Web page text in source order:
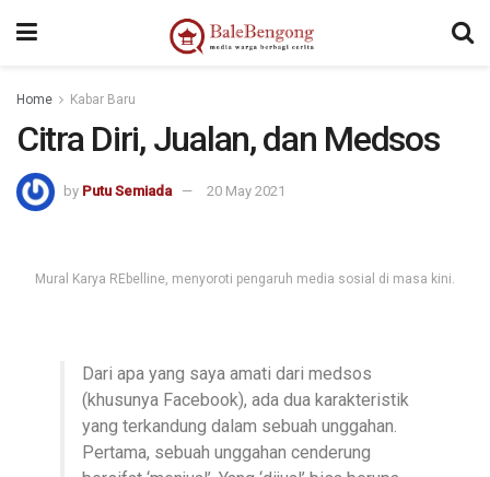
Home Kabar Baru
Citra Diri, Jualan, dan Medsos
by Putu Semiada 20 May 2021
Mural Karya REbelline, menyoroti pengaruh media sosial di masa kini.
Dari apa yang saya amati dari medsos
(khusunya Facebook), ada dua karakteristik
yang terkandung dalam sebuah unggahan.
Pertama, sebuah unggahan cenderung